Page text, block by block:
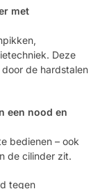
met
Deze
de hardstalen
een nood en
bedienen – ook
de cilinder zit.
tegen